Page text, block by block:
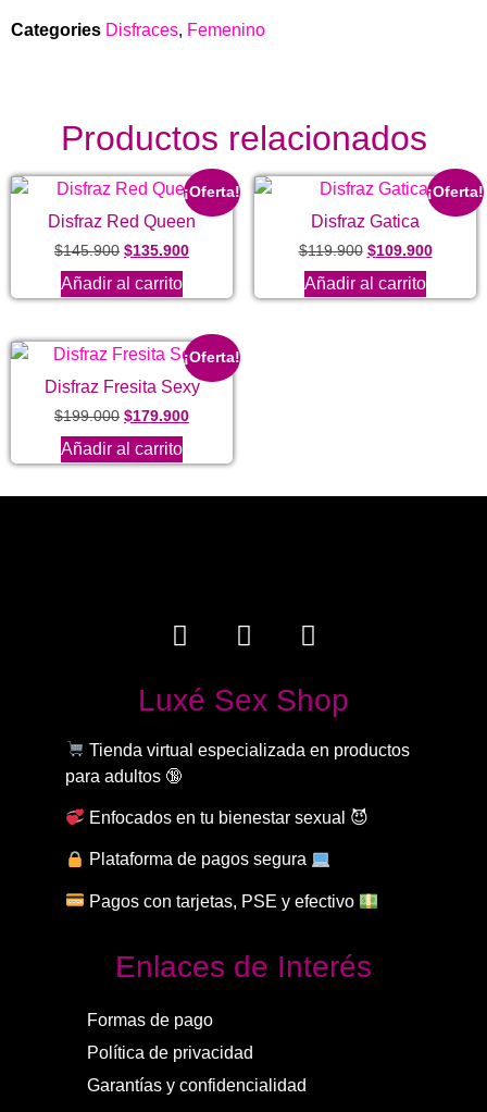
Categories Disfraces, Femenino
Productos relacionados
¡Oferta!
Disfraz Red Queen
$145.900 $135.900
Añadir al carrito
¡Oferta!
Disfraz Gatica
$119.900 $109.900
Añadir al carrito
¡Oferta!
Disfraz Fresita Sexy
$199.000 $179.900
Añadir al carrito
Luxé Sex Shop
Tienda virtual especializada en productos
para adultos 🔞
Enfocados en tu bienestar sexual 😈
Plataforma de pagos segura
Pagos con tarjetas, PSE y efectivo
Enlaces de Interés
Formas de pago
Política de privacidad
Garantías y confidencialidad